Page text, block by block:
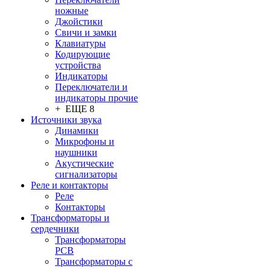
ножные
Джойстики
Свичи и замки
Клавиатуры
Кодирующие
устройства
Индикаторы
Переключатели и
индикаторы прочие
+ ЕЩЕ 8
Источники звука
Динамики
Микрофоны и
наушники
Акустические
сигнализаторы
Реле и контакторы
Реле
Контакторы
Трансформаторы и
сердечники
Трансформаторы
PCB
Трансформаторы с